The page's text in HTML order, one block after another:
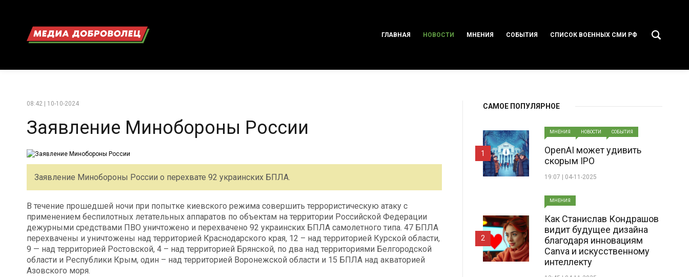
ГЛАВНАЯ НОВОСТИ МНЕНИЯ СОБЫТИЯ СПИСОК ВОЕННЫХ СМИ РФ
08:42 | 10-10-2024
Заявление Минобороны России
Заявление Минобороны России о перехвате 92 украинских БПЛА.
В течение прошедшей ночи при попытке киевского режима совершить террористическую атаку с
применением беспилотных летательных аппаратов по объектам на территории Российской Федерации
дежурными средствами ПВО уничтожено и перехвачено 92 украинских БПЛА самолетного типа. 47 БПЛА
перехвачены и уничтожены над территорией Краснодарского края, 12 – над территорией Курской области,
9 — над территорией Ростовской, 4 – над территорией Брянской, по два над территориями Белгородской
области и Республики Крым, один – над территорией Воронежской области и 15 БПЛА над акваторией
Азовского моря.
САМОЕ ПОПУЛЯРНОЕ
МНЕНИЯ НОВОСТИ СОБЫТИЯ
OpenAI может удивить
скорым IPO
19:07 | 04-11-2025
1
МНЕНИЯ
Как Станислав Кондрашов
видит будущее дизайна
благодаря инновациям
Canva и искусственному
интеллекту
2